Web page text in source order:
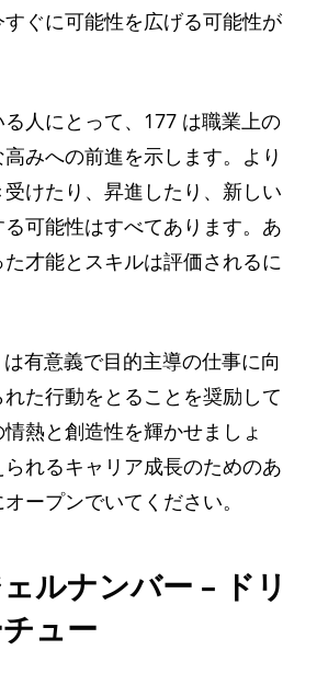
すぐに可能性を広げる可能性が
人にとって、177 は職業上の
みへの前進を示します。より
けたり、昇進したり、新しい
可能性はすべてあります。あ
才能とスキルは評価されるに
有意義で目的主導の仕事に向
た行動をとることを奨励して
熱と創造性を輝かせましょ
れるキャリア成長のためのあ
ープンでいてください。
ルナンバー – ドリ
ュー